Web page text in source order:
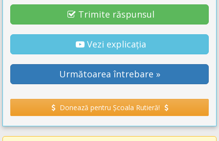
Trimite răspunsul
Vezi explicația
Următoarea întrebare »
Donează pentru Școala Rutieră!